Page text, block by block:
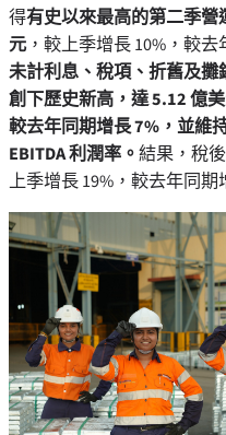
得有史以來最高的第二季營
元，較上季增長 10%，較去
未計利息、稅項、折舊及攤
創下歷史新高，達 5.12 億
較去年同期增長 7%，並維
EBITDA 利潤率。結果，稅
上季增長 19%，較去年同期